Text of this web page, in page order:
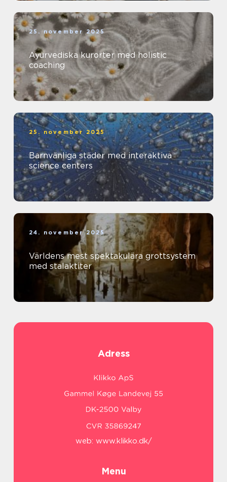
25. november 2025
Ayurvediska kurorter med holistic
coaching
25. november 2025
Barnvänliga städer med interaktiva
science centers
24. november 2025
Världens mest spektakulära grottsystem
med stalaktiter
Adress
web: www.klikko.dk/
Menu